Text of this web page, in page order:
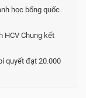
học bổng quốc
HCV Chung kết
quyết đạt 20.000